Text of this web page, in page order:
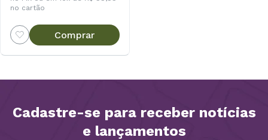
no cartão
Comprar
Cadastre-se para receber notícias
e lançamentos